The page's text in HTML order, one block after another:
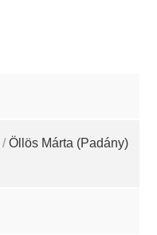
/Öllös Márta (Padány)